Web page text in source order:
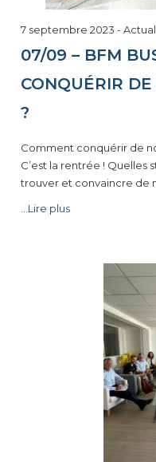
7 septembre 2023 7
2023
-
07/09 – BFM
CONQUÉRIR
?
Comment conquérir de
C’est la rentrée !
trouver et convaincre de
...Lire plus